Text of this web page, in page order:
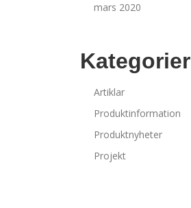
mars 2020
Kategorier
Artiklar
Produktinformation
Produktnyheter
Projekt